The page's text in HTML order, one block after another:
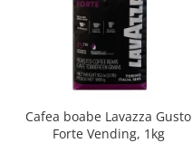
Cafea boabe Lavazza Gusto
Forte Vending, 1kg